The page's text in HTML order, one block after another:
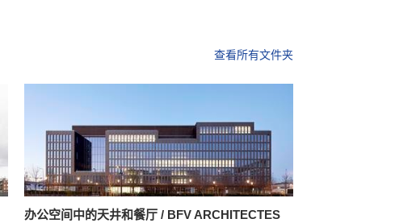
查看所有文件夹
办公空间中的天井和餐厅 / BFV ARCHITECTES